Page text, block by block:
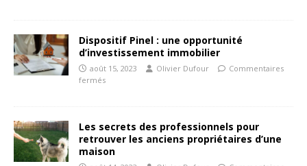
Dispositif Pinel : une opportunité
d’investissement immobilier
août 15, 2023 Olivier Dufour
Commentaires
fermés
Les secrets des professionnels pour
retrouver les anciens propriétaires d’une
maison